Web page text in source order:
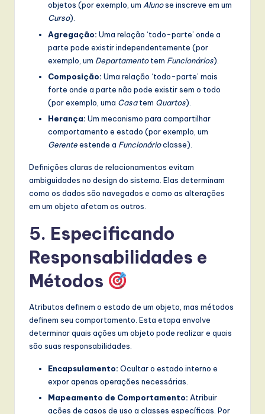
objetos (por exemplo, um Alunose inscreve em um
Curso).
Agregação: Uma relação ‘todo-parte’ onde a
parte pode existir independentemente (por
exemplo, um Departamentotem Funcionários).
Composição: Uma relação ‘todo-parte’ mais
forte onde a parte não pode existir sem o todo
(por exemplo, uma Casatem Quartos).
Herança: Um mecanismo para compartilhar
comportamento e estado (por exemplo, um
Gerenteestende a Funcionárioclasse).
Definições claras de relacionamentos evitam
ambiguidades no design do sistema. Elas determinam
como os dados são navegados e como as alterações
em um objeto afetam os outros.
5. Especificando
Responsabilidades e
Métodos
Atributos definem o estado de um objeto, mas métodos
definem seu comportamento. Esta etapa envolve
determinar quais ações um objeto pode realizar e quais
são suas responsabilidades.
Encapsulamento: Ocultar o estado interno e
expor apenas operações necessárias.
Mapeamento de Comportamento: Atribuir
ações de casos de uso a classes específicas. Por